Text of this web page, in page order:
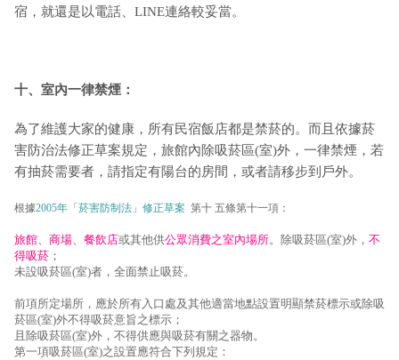
宿，就還是以電話、LINE連絡較妥當。
十、室內一律禁煙：
為了維護大家的健康，所有民宿飯店都是禁菸的。而且依據菸
害防治法修正草案規定，旅館內除吸菸區(室)外，一律禁煙，若
有抽菸需要者，請指定有陽台的房間，或者請移步到戶外。
根據2005年「菸害防制法」修正草案 第十 五條第十一項：
旅館、 商場、 餐飲店或其他供公眾消費之室內場所。除吸菸區(室)外， 不
得吸菸 ；
未設吸菸區(室)者，全面禁止吸菸。
前項所定場所，應於所有入口處及其他適當地點設置明顯禁菸標示或除吸
菸區(室)外不得吸菸意旨之標示；
且除吸菸區(室)外，不得供應與吸菸有關之器物。
第一項吸菸區(室)之設置應符合下列規定：